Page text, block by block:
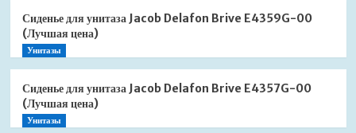
Сиденье для унитаза Jacob Delafon Brive E4359G-00
(Лучшая цена)
Унитазы
Сиденье для унитаза Jacob Delafon Brive E4357G-00
(Лучшая цена)
Унитазы